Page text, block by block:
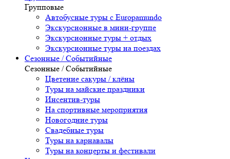
Групповые
Автобусные туры с Europamundo
Экскурсионные в мини-группе
Экскурсионные туры + отдых
Экскурсионные туры на поездах
Сезонные / Событийные
Сезонные / Событийные
Цветение сакуры / клёны
Туры на майские праздники
Инсентив-туры
На спортивные мероприятия
Новогодние туры
Свадебные туры
Туры на карнавалы
Туры на концерты и фестивали